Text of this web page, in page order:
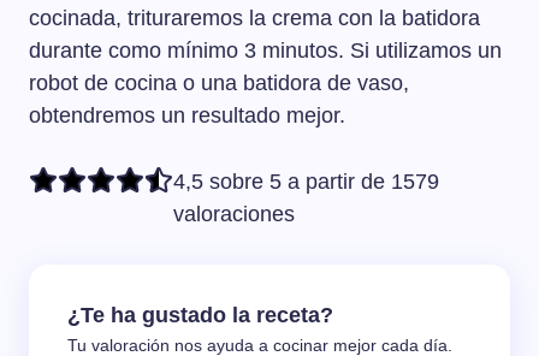
cocinada, trituraremos la crema con la batidora
durante como mínimo 3 minutos. Si utilizamos un
robot de cocina o una batidora de vaso,
obtendremos un resultado mejor.
4,5 sobre 5 a partir de 1579
valoraciones
¿Te ha gustado la receta?
Tu valoración nos ayuda a cocinar mejor cada día.